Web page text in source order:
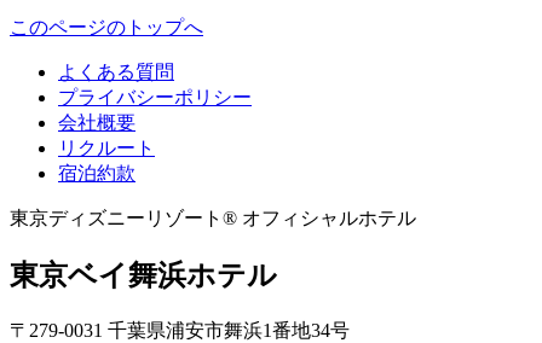
このページのトップへ
よくある質問
プライバシーポリシー
会社概要
リクルート
宿泊約款
東京ディズニーリゾート® オフィシャルホテル
東京ベイ舞浜ホテル
〒279-0031 千葉県浦安市舞浜1番地34号